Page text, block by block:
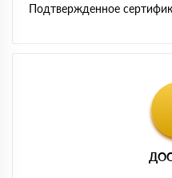
Подтвержденное